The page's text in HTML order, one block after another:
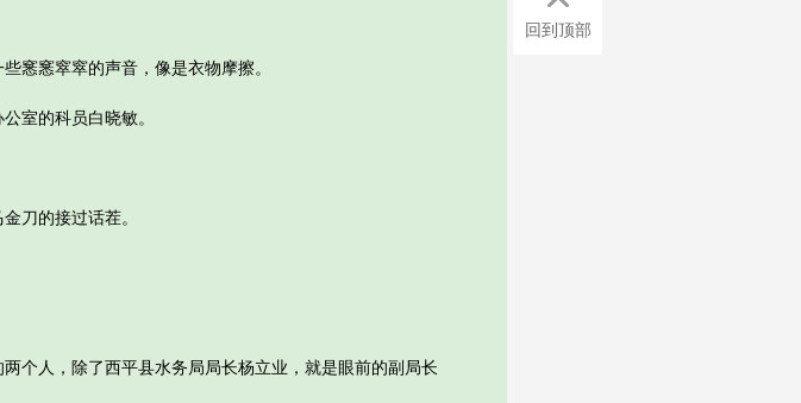
窸窣窣的声音，像是衣物摩擦。
室的科员白晓敏。
刀的接过话茬。
人，除了西平县水务局局长杨立业，就是眼前的副局长
回到顶部